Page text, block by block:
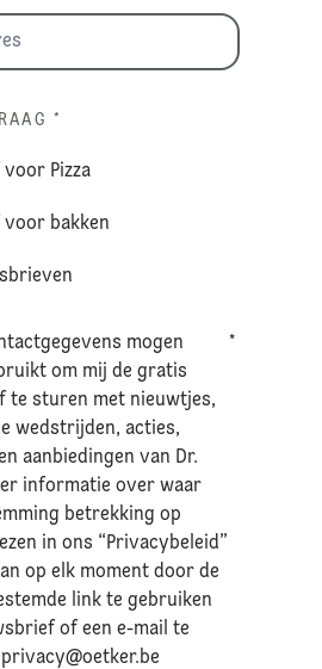
*
Pizza
voor bakken
mogen
om mij de gratis
te sturen met nieuwtjes,
wedstrijden, acties,
aanbiedingen van Dr.
informatie over waar
betrekking op
in ons “Privacybeleid”
op elk moment door de
link te gebruiken
of een e-mail te
privacy@oetker.be
*